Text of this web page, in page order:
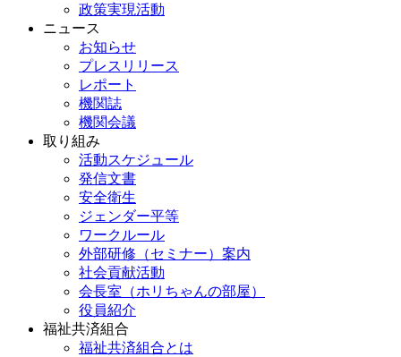
政策実現活動
ニュース
お知らせ
プレスリリース
レポート
機関誌
機関会議
取り組み
活動スケジュール
発信文書
安全衛生
ジェンダー平等
ワークルール
外部研修（セミナー）案内
社会貢献活動
会長室（ホリちゃんの部屋）
役員紹介
福祉共済組合
福祉共済組合とは